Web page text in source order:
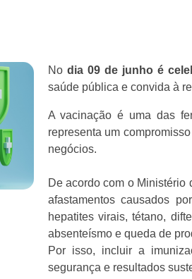
No dia 09 de junho é
saúde pública e convida à
A vacinação é uma das
representa um
negócios.
De acordo com o
afastamentos causados
hepatites virais, tétano,
absenteísmo e queda de
Por isso, incluir a
segurança e resultados